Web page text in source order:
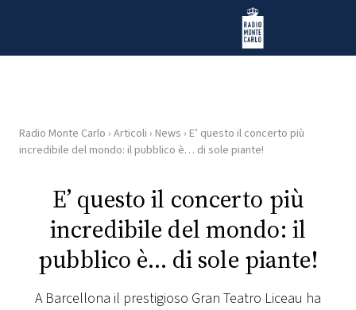
Radio Monte Carlo
HOME
RADIO
WEB
RADIO
PLAYLIST
Radio Monte Carlo › Articoli › News › E’ questo il concerto più
incredibile del mondo: il pubblico è… di sole piante!
E’ questo il concerto più
incredibile del mondo: il
pubblico è… di sole piante!
A Barcellona il prestigioso Gran Teatro Liceau ha